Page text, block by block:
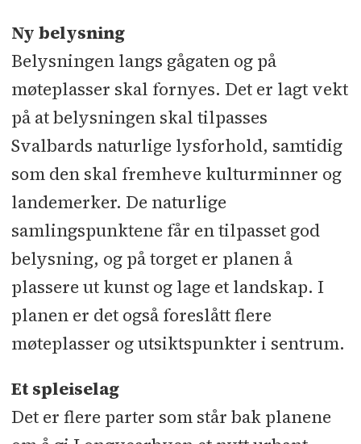
Ny belysning
Belysningen langs gågaten og på
møteplasser skal fornyes. Det er lagt vekt
på at belysningen skal tilpasses
Svalbards naturlige lysforhold, samtidig
som den skal fremheve kulturminner og
landemerker. De naturlige
samlingspunktene får en tilpasset god
belysning, og på torget er planen å
plassere ut kunst og lage et landskap. I
planen er det også foreslått flere
møteplasser og utsiktspunkter i sentrum.
Et spleiselag
Det er flere parter som står bak planene